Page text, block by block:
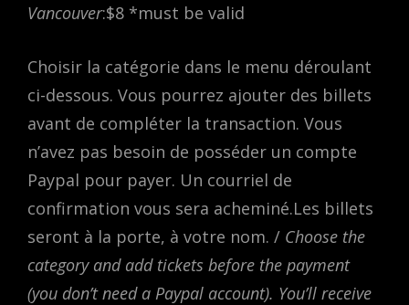
Vancouver:$8 *must be valid
Choisir la catégorie dans le menu déroulant
ci-dessous. Vous pourrez ajouter des billets
avant de compléter la transaction. Vous
n’avez pas besoin de posséder un compte
Paypal pour payer. Un courriel de
confirmation vous sera acheminé.Les billets
seront à la porte, à votre nom. / Choose the
category and add tickets before the payment
(you don’t need a Paypal account). You’ll receive